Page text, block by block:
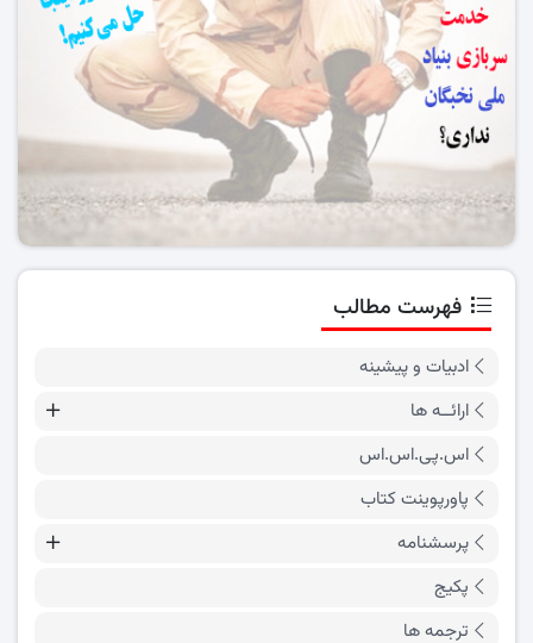
فهرست مطالب
ادبیات و پیشینه
ارائــه ها
اس.پی.اس.اس
پاورپوینت کتاب
پرسشنامه
پکیج
ترجمه ها